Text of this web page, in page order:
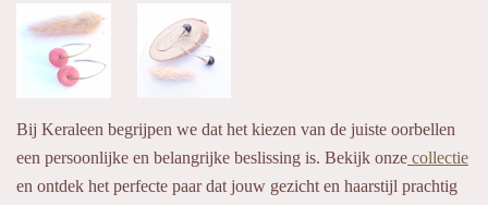
Bij Keraleen begrijpen we dat het kiezen van de juiste oorbellen
een persoonlijke en belangrijke beslissing is. Bekijk onze collectie
en ontdek het perfecte paar dat jouw gezicht en haarstijl prachtig